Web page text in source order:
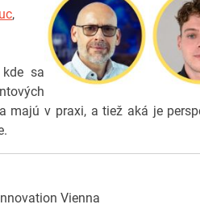
,
kde sa
majú v praxi, a tiež aká je
Vienna